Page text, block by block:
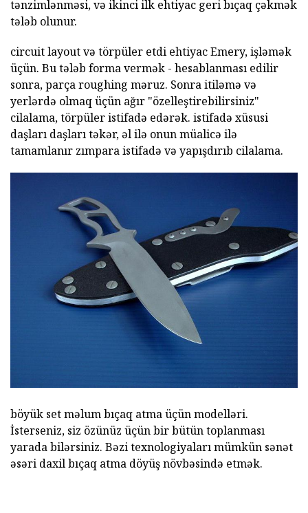
tənzimlənməsi, və ikinci ilk ehtiyac geri bıçaq çəkmək
tələb olunur.
circuit layout və törpüler etdi ehtiyac Emery, işləmək
üçün. Bu tələb forma vermək - hesablanması edilir
sonra, parça roughing məruz. Sonra itiləmə və
yerlərdə olmaq üçün ağır "özelleştirebilirsiniz"
cilalama, törpüler istifadə edərək. istifadə xüsusi
daşları daşları təkər, əl ilə onun müalicə ilə
tamamlanır zımpara istifadə və yapışdırıb cilalama.
böyük set məlum bıçaq atma üçün modelləri.
İsterseniz, siz özünüz üçün bir bütün toplanması
yarada bilərsiniz. Bəzi texnologiyaları mümkün sənət
əsəri daxil bıçaq atma döyüş növbəsində etmək.